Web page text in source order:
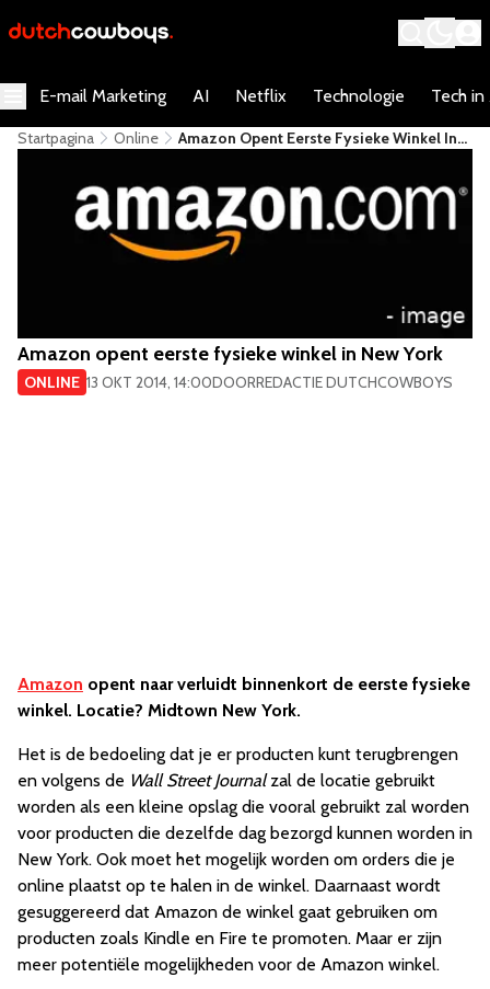
E-mail Marketing AI Netflix Technologie Tech in
Startpagina Online
Amazon Opent Eerste Fysieke Winkel In
Amazon opent eerste fysieke winkel in New York
ONLINE 13 OKT 2014, 14:00DOORREDACTIE DUTCHCOWBOYS
Amazon opent naar verluidt binnenkort de eerste fysieke
winkel. Locatie? Midtown New York.
Het is de bedoeling dat je er producten kunt terugbrengen
en volgens de Wall Street Journalzal de locatie gebruikt
worden als een kleine opslag die vooral gebruikt zal worden
voor producten die dezelfde dag bezorgd kunnen worden in
New York. Ook moet het mogelijk worden om orders die je
online plaatst op te halen in de winkel. Daarnaast wordt
gesuggereerd dat Amazon de winkel gaat gebruiken om
producten zoals Kindle en Fire te promoten. Maar er zijn
meer potentiële mogelijkheden voor de Amazon winkel.